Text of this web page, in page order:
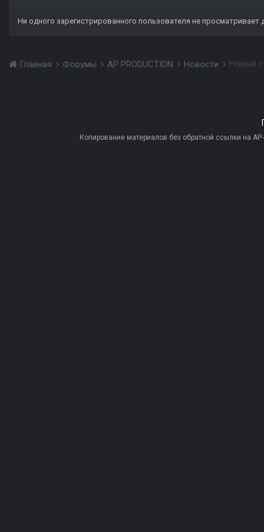
Ни одного зарегистрированного пользователя не просматривает
Главная Форумы AP PRODUCTION Новости Новый
Копирование материалов без обратной ссылки на